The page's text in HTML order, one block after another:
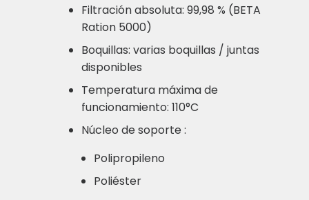
Filtración absoluta: 99,98 % (BETA
Ration 5000)
Boquillas: varias boquillas / juntas
disponibles
Temperatura máxima de
funcionamiento: 110°C
Núcleo de soporte :
Polipropileno
Poliéster